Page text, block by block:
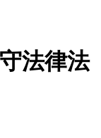
法律法